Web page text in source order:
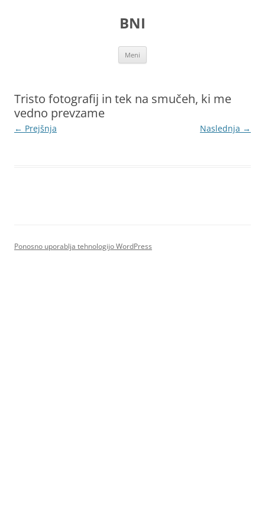
BNI
Meni
Tristo fotografij in tek na smučeh, ki me
vedno prevzame
← Prejšnja Naslednja →
Ponosno uporablja tehnologijo WordPress